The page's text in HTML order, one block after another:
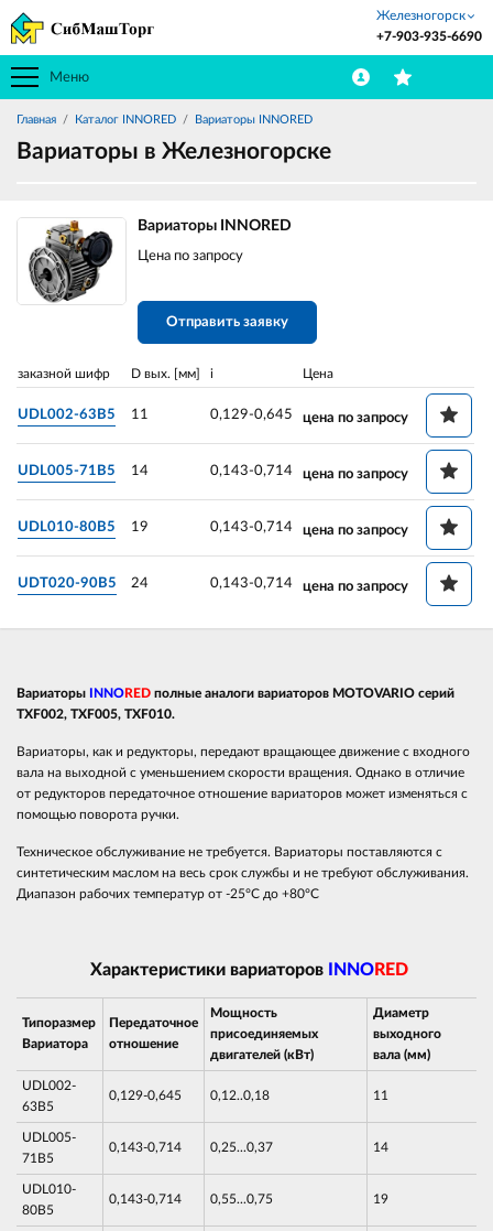
Меню
Железногорск
+7-903-935-6690
Главная Каталог INNORED Вариаторы INNORED
Вариаторы в Железногорске
Вариаторы INNORED
Цена по запросу
Отправить заявку
заказной шифр D вых. [мм] i Цена
UDL002-63B5 11 0,129-0,645 цена по запросу
UDL005-71B5 14 0,143-0,714 цена по запросу
UDL010-80B5 19 0,143-0,714 цена по запросу
UDT020-90B5 24 0,143-0,714 цена по запросу
Вариаторы INNORED полные аналоги вариаторов MOTOVARIO серий
TXF002, TXF005, TXF010.
Вариаторы, как и редукторы, передают вращающее движение с входного
вала на выходной с уменьшением скорости вращения. Однако в отличие
от редукторов передаточное отношение вариаторов может изменяться с
помощью поворота ручки.
Техническое обслуживание не требуется. Вариаторы поставляются с
синтетическим маслом на весь срок службы и не требуют обслуживания.
Диапазон рабочих температур от -25°C до +80°C
Характеристики вариаторов INNORED
Типоразмер
Вариатора
Передаточное
отношение
Мощность
присоединяемых
двигателей (кВт)
Диаметр
выходного
вала (мм)
UDL002-
63B5
0,129-0,645 0,12..0,18 11
UDL005-
71B5
0,143-0,714 0,25...0,37 14
UDL010-
80B5
0,143-0,714 0,55...0,75 19